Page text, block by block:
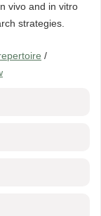
vivo and in vitro
strategies.
/